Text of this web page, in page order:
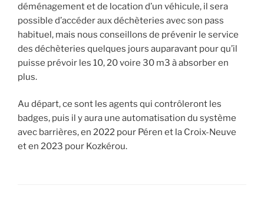
déménagement et de location d’un véhicule, il sera
possible d’accéder aux déchèteries avec son pass
habituel, mais nous conseillons de prévenir le service
des déchèteries quelques jours auparavant pour qu’il
puisse prévoir les 10, 20 voire 30 m3 à absorber en
plus.
Au départ, ce sont les agents qui contrôleront les
badges, puis il y aura une automatisation du système
avec barrières, en 2022 pour Péren et la Croix-Neuve
et en 2023 pour Kozkérou.